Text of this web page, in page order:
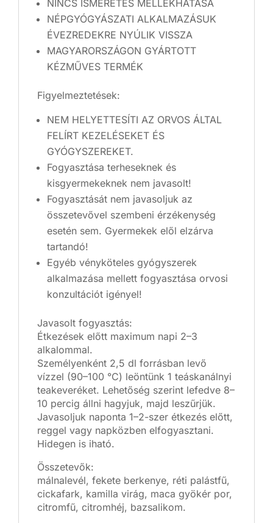
NINCS ISMERETES MELLÉKHATÁSA
NÉPGYÓGYÁSZATI ALKALMAZÁSUK
ÉVEZREDEKRE NYÚLIK VISSZA
MAGYARORSZÁGON GYÁRTOTT
KÉZMŰVES TERMÉK
Figyelmeztetések:
NEM HELYETTESÍTI AZ ORVOS ÁLTAL
FELÍRT KEZELÉSEKET ÉS
GYÓGYSZEREKET.
Fogyasztása terheseknek és
kisgyermekeknek nem javasolt!
Fogyasztását nem javasoljuk az
összetevővel szembeni érzékenység
esetén sem. Gyermekek elől elzárva
tartandó!
Egyéb vényköteles gyógyszerek
alkalmazása mellett fogyasztása orvosi
konzultációt igényel!
Javasolt fogyasztás:
Étkezések előtt maximum napi 2–3
alkalommal.
Személyenként 2,5 dl forrásban levő
vízzel (90–100 °C) leöntünk 1 teáskanálnyi
teakeveréket. Lehetőség szerint lefedve 8–
10 percig állni hagyjuk, majd leszűrjük.
Javasoljuk naponta 1–2-szer étkezés előtt,
reggel vagy napközben elfogyasztani.
Hidegen is iható.
Összetevők:
málnalevél, fekete berkenye, réti palástfű,
cickafark, kamilla virág, maca gyökér por,
citromfű, citromhéj, bazsalikom.